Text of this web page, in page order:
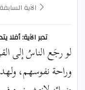
الآية السابقة
تدبر الآية:
لو رجَع الناسُ إلى
وراحة نفوسهم،